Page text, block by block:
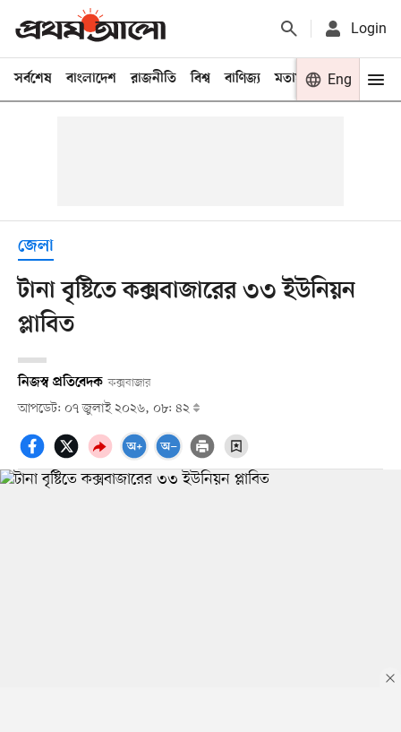
Login
সর্বশেষ বাংলাদেশ রাজনীতি বিশ্ব বাণিজ্য মতামত খেলা
Eng
জেলা
টানা বৃষ্টিতে কক্সবাজারের ৩৩ ইউনিয়ন
প্লাবিত
নিজস্ব প্রতিবেদক কক্সবাজার
আপডেট: ০৭ জুলাই ২০২৬, ০৮: ৪২